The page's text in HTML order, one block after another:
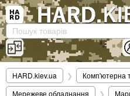
Вхід|Реєстрація×
(097)-938-03-73
HARD.KIEV.UA
Послуги
HARD.kiev.ua ❯ Комп'ютерна
Мережеве обладнання
❯